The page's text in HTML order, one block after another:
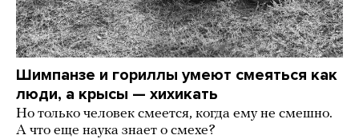
Шимпанзе и гориллы умеют смеяться как
люди, а крысы — хихикать
Но только человек смеется, когда ему не смешно.
А что еще наука знает о смехе?